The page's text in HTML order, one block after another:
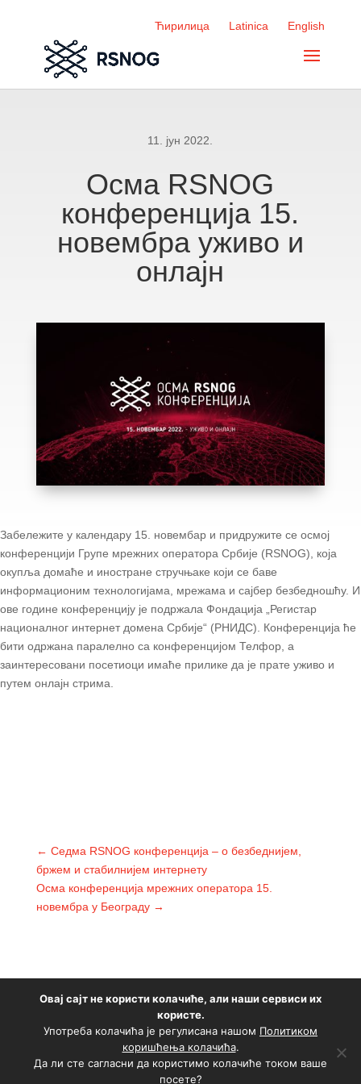
Ћирилица Latinica English
11. јун 2022.
Осма RSNOG
конференција 15.
новембра уживо и
онлајн
Забележите у календару 15. новембар и придружите се осмој
конференцији Групе мрежних оператора Србије (RSNOG), која
окупља домаће и иностране стручњаке који се баве
информационим технологијама, мрежама и сајбер безбедношћу. И
ове године конференцију је подржала Фондација „Регистар
националног интернет домена Србије“ (РНИДС). Конференција ће
бити одржана паралелно са конференцијом Телфор, а
заинтересовани посетиоци имаће прилике да је прате уживо и
путем онлајн стрима.
← Седма RSNOG конференција – о безбеднијем,
бржем и стабилнијем интернету
Осма конференција мрежних оператора 15.
новембра у Београду→
Ако није другачије наглашено, садржај је
доступан под условима лиценцеCreative Commons
Aуторство 3.0.
|Политика коришћења колачића
Овај сајт не користи колачиће, али наши сервиси их
користе.
Употреба колачића је регулисана нашом Политиком
коришћења колачића.
Да ли сте сагласни да користимо колачиће током ваше
посете?